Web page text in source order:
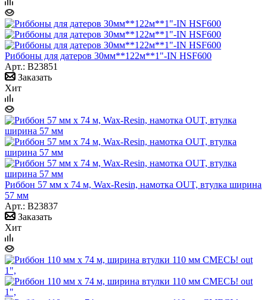
Риббоны для датеров 30мм**122м**1"-IN HSF600
Арт.: B23851
Заказать
Хит
Риббон 57 мм х 74 м, Wax-Resin, намотка OUT, втулка ширина
57 мм
Арт.: B23837
Заказать
Хит